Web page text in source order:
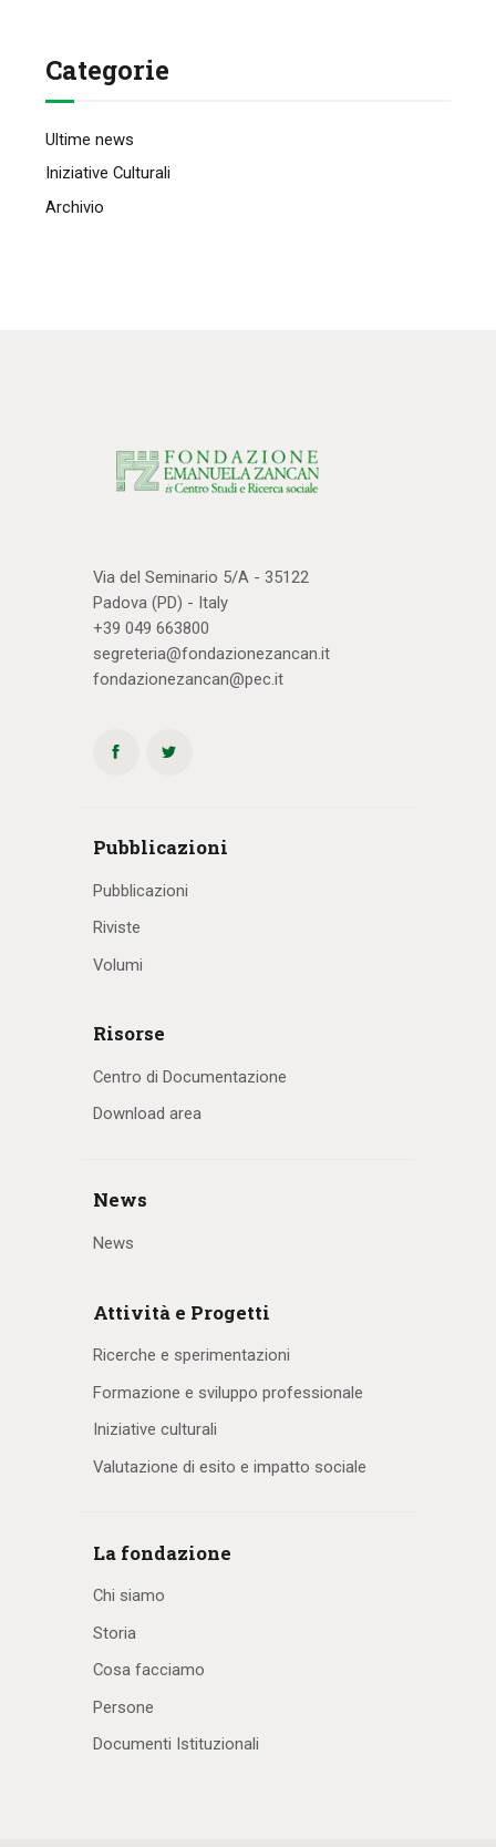
Categorie
Ultime news
Iniziative Culturali
Archivio
Via del Seminario 5/A - 35122
Padova (PD) - Italy
+39 049 663800
segreteria@fondazionezancan.it
fondazionezancan@pec.it
Pubblicazioni
Pubblicazioni
Riviste
Volumi
Risorse
Centro di Documentazione
Download area
News
News
Attività e Progetti
Ricerche e sperimentazioni
Formazione e sviluppo professionale
Iniziative culturali
Valutazione di esito e impatto sociale
La fondazione
Chi siamo
Storia
Cosa facciamo
Persone
Documenti Istituzionali